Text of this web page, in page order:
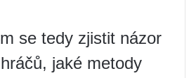
se tedy zjistit názor
jaké metody